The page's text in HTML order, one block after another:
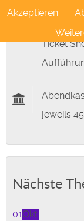
Karten
Ticket
jeweils
Nächste
01Okt.
Akzeptieren